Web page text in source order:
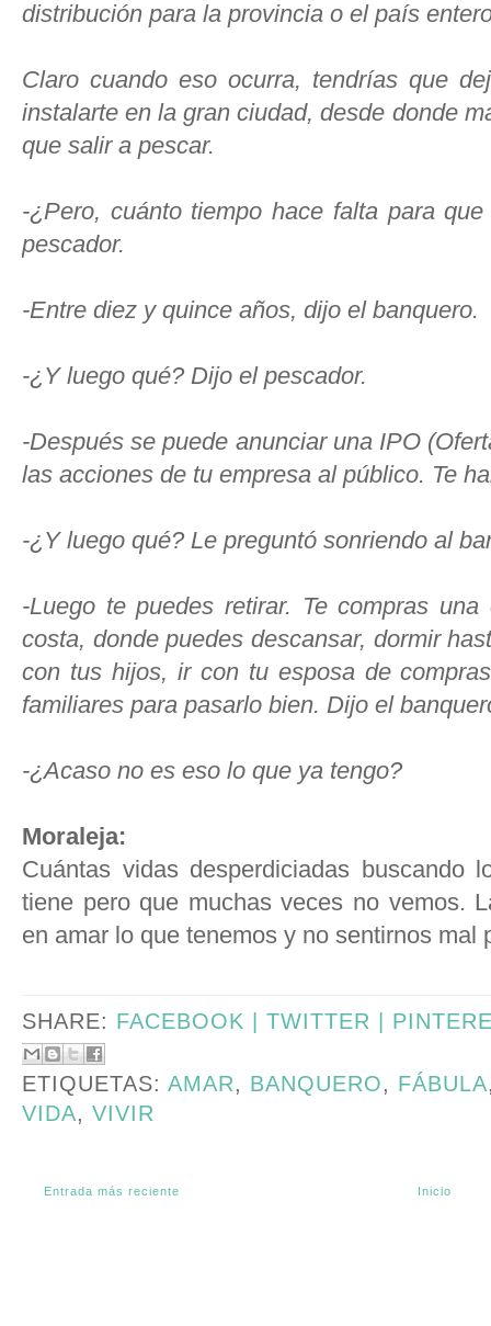
distribución para la provincia o el país
Claro cuando eso ocurra, tendrías que
instalarte en la gran ciudad, desde donde
que salir a pescar.
-¿Pero, cuánto tiempo hace falta para
pescador.
-Entre diez y quince años, dijo el banquero.
-¿Y luego qué? Dijo el pescador.
-Después se puede anunciar una IPO
las acciones de tu empresa al público. Te
-¿Y luego qué? Le preguntó sonriendo al
-Luego te puedes retirar. Te compras
costa, donde puedes descansar, dormir
con tus hijos, ir con tu esposa de
familiares para pasarlo bien. Dijo el
-¿Acaso no es eso lo que ya tengo?
Moraleja:
Cuántas vidas desperdiciadas buscando
tiene pero que muchas veces no vemos.
en amar lo que tenemos y no sentirnos mal
SHARE: FACEBOOK | TWITTER |
ETIQUETAS: AMAR, BANQUERO, FÁBULA
VIDA, VIVIR
Entrada más reciente Inicio